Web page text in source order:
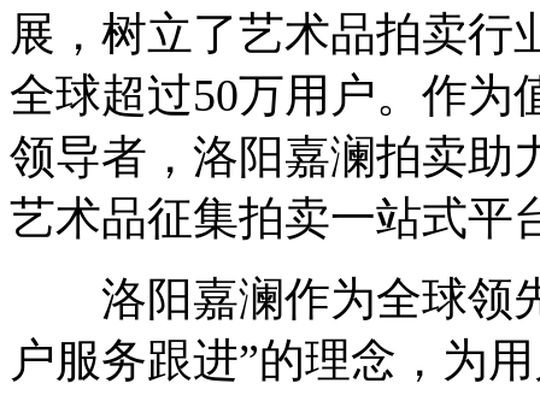
展，树立了艺术品拍卖行
全球超过50万用户。作为
领导者，洛阳嘉澜拍卖助
艺术品征集拍卖一站式平
洛阳嘉澜作为全球领
户服务跟进”的理念，为